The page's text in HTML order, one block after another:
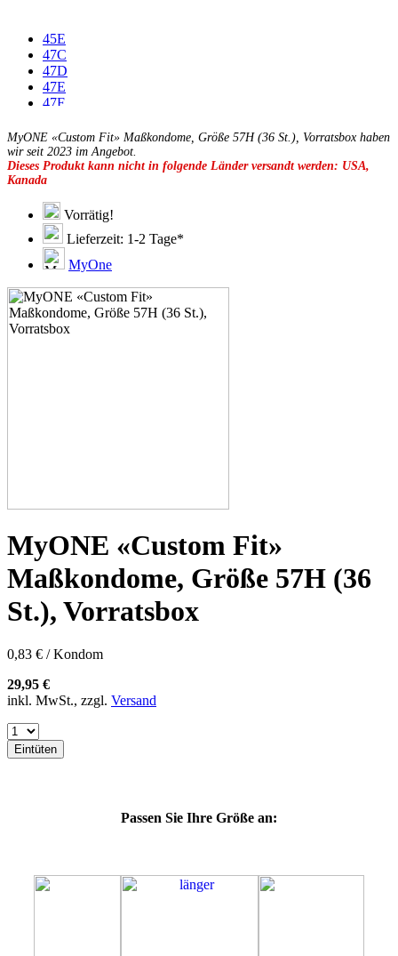
45E
47C
47D
47E
47F
49D
49E
49F
49G
51C
51D
51E
51F
51G
53C
53D
53E
57G
57K
60E
60F
60G
60H
60K
60L
64E
64F
64L
64M
MyONE «Custom Fit» Maßkondome, Größe 57H (36 St.), Vorratsbox haben
wir seit 2023 im Angebot.
Dieses Produkt kann nicht in folgende Länder versandt werden: USA,
Kanada
Vorrätig!
Lieferzeit: 1-2 Tage*
MyOne
MyONE «Custom Fit»
Maßkondome, Größe 57H (36
St.), Vorratsbox
0,83 € / Kondom
29,95 €
inkl. MwSt., zzgl. Versand
Eintüten
Passen Sie Ihre Größe an: